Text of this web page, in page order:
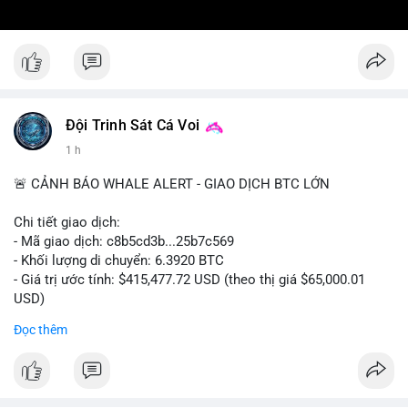
Đội Trinh Sát Cá Voi
1 h
🚨 CẢNH BÁO WHALE ALERT - GIAO DỊCH BTC LỚN
Chi tiết giao dịch:
- Mã giao dịch: c8b5cd3b...25b7c569
- Khối lượng di chuyển: 6.3920 BTC
- Giá trị ước tính: $415,477.72 USD (theo thị giá $65,000.01
USD)
nghìn USD được xác nhận trong mempool, mức chuyển động
Đọc thêm